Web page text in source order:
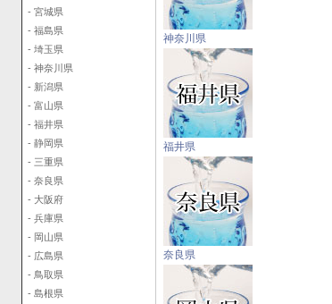
- 宮城県
- 福島県
- 埼玉県
- 神奈川県
- 新潟県
- 富山県
- 福井県
- 静岡県
- 三重県
- 奈良県
- 大阪府
- 兵庫県
- 岡山県
- 広島県
- 鳥取県
- 島根県
神奈川県
福井県
奈良県